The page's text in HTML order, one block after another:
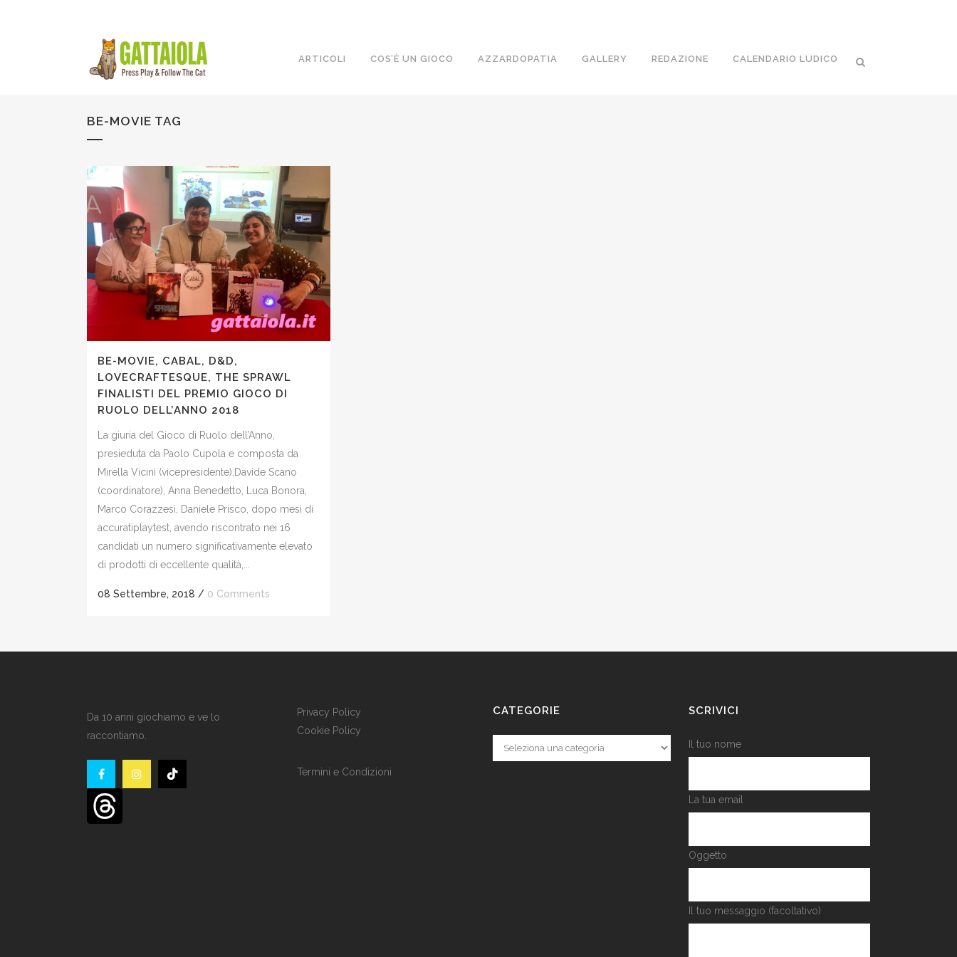
ARTICOLI COS’È UN GIOCO AZZARDOPATIA GALLERY REDAZIONE CALENDARIO LUDICO
BE-MOVIE TAG
BE-MOVIE, CABAL, D&D,
LOVECRAFTESQUE, THE SPRAWL
FINALISTI DEL PREMIO GIOCO DI
RUOLO DELL’ANNO 2018
La giuria del Gioco di Ruolo dell’Anno,
presieduta da Paolo Cupola e composta da
Mirella Vicini (vicepresidente),Davide Scano
(coordinatore), Anna Benedetto, Luca Bonora,
Marco Corazzesi, Daniele Prisco, dopo mesi di
accuratiplaytest, avendo riscontrato nei 16
candidati un numero significativamente elevato
di prodotti di eccellente qualità,...
08 Settembre, 2018 / 0 Comments
Da 10 anni giochiamo e ve lo
raccontiamo.
Privacy Policy
Cookie Policy
Termini e Condizioni
CATEGORIE
Categorie
SCRIVICI
Il tuo nome
La tua email
Oggetto
Il tuo messaggio (facoltativo)